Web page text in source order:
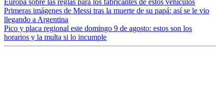
Primeras imágenes de Messi tras la muerte de su papá: así se le vio
llegando a Argentina
Pico y placa regional este domingo 9 de agosto: estos son los
horarios y la multa si lo incumple